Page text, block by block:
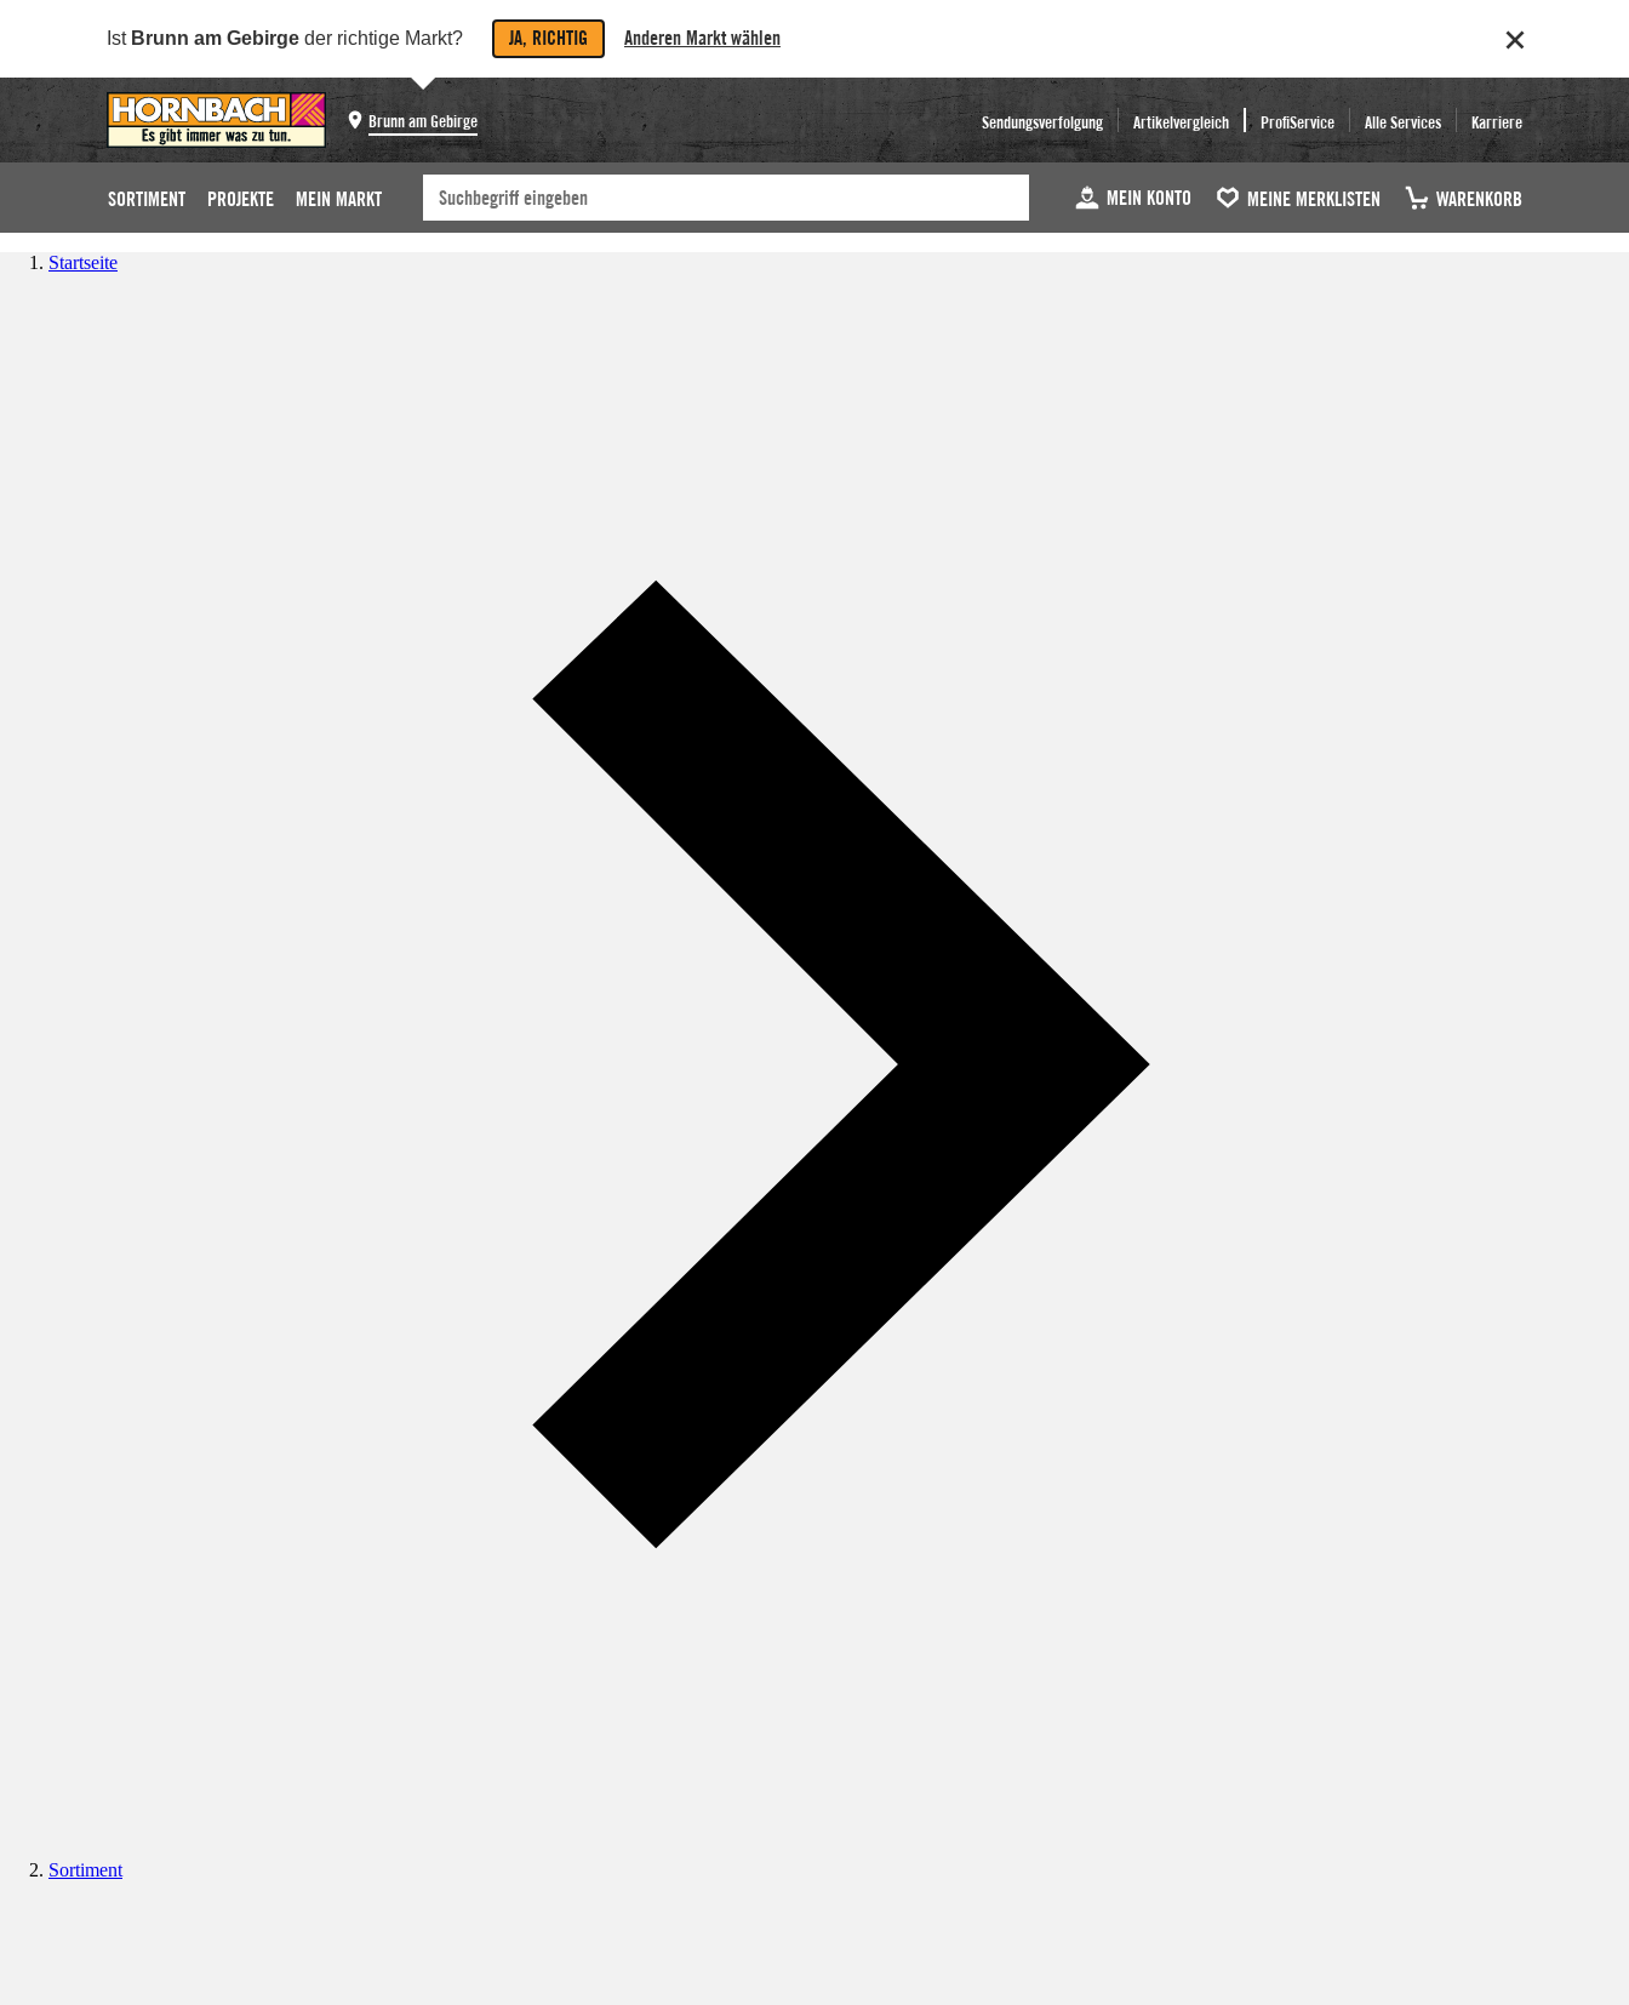
Ist Brunn am Gebirge der richtige Markt? JA, RICHTIG Anderen Markt wählen
Brunn am Gebirge Sendungsverfolgung Artikelvergleich ProfiService Alle Services Karriere
SORTIMENT PROJEKTE MEIN MARKT MEIN KONTO MEINE MERKLISTEN WARENKORB
Startseite
Sortiment